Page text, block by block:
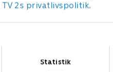
TV 2s privatlivspolitik.
Statistik